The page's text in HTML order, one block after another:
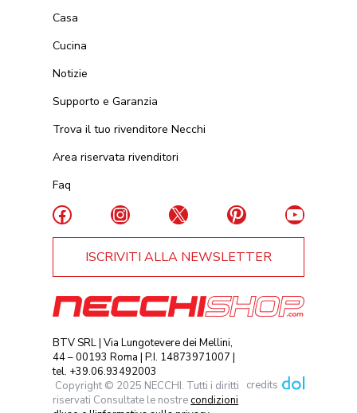
Casa
Cucina
Notizie
Supporto e Garanzia
Trova il tuo rivenditore Necchi
Area riservata rivenditori
Faq
FacebookInstagram
X Pinterest
ISCRIVITI ALLA NEWSLETTER
BTV SRL | Via Lungotevere dei Mellini,
44 – 00193 Roma | P.I. 14873971007 |
tel. +39.06.93492003
Copyright © 2025 NECCHI. Tutti i diritti
riservati Consultate le nostrecondizioni
credits